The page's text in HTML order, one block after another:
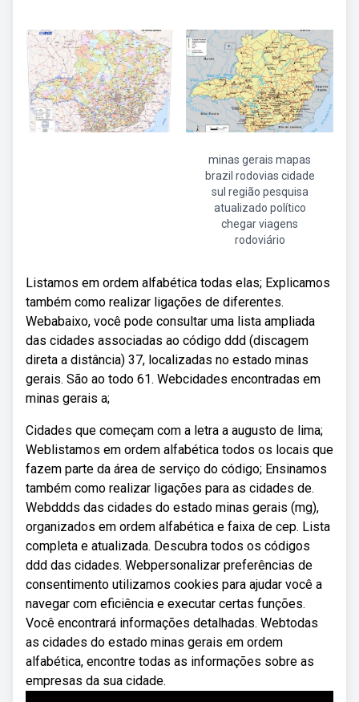
minas gerais mapas
brazil rodovias cidade
sul região pesquisa
atualizado político
chegar viagens
rodoviário
Listamos em ordem alfabética todas elas; Explicamos
também como realizar ligações de diferentes.
Webabaixo, você pode consultar uma lista ampliada
das cidades associadas ao código ddd (discagem
direta a distância) 37, localizadas no estado minas
gerais. São ao todo 61. Webcidades encontradas em
minas gerais a;
Cidades que começam com a letra a augusto de lima;
Weblistamos em ordem alfabética todos os locais que
fazem parte da área de serviço do código; Ensinamos
também como realizar ligações para as cidades de.
Webddds das cidades do estado minas gerais (mg),
organizados em ordem alfabética e faixa de cep. Lista
completa e atualizada. Descubra todos os códigos
ddd das cidades. Webpersonalizar preferências de
consentimento utilizamos cookies para ajudar você a
navegar com eficiência e executar certas funções.
Você encontrará informações detalhadas. Webtodas
as cidades do estado minas gerais em ordem
alfabética, encontre todas as informações sobre as
empresas da sua cidade.